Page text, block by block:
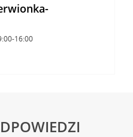
16:00